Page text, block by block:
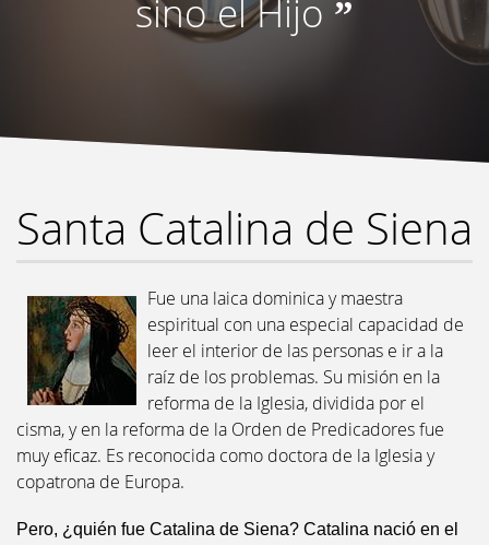
sino el Hijo ”
Santa Catalina de Siena
Fue una laica dominica y maestra
espiritual con una especial capacidad de
leer el interior de las personas e ir a la
raíz de los problemas. Su misión en la
reforma de la Iglesia, dividida por el
cisma, y en la reforma de la Orden de Predicadores fue
muy eficaz. Es reconocida como doctora de la Iglesia y
copatrona de Europa.
Pero, ¿quién fue Catalina de Siena? Catalina nació en el